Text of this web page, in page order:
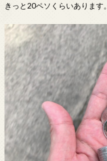
きっと20ペソくらいあります。